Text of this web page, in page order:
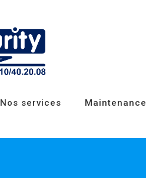
Nos services Maintenance